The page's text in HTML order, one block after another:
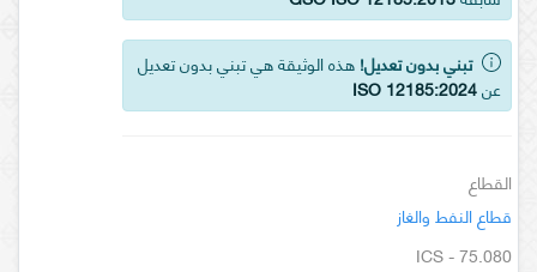
تبني بدون تعديل! هذه الوثيقة هي تبني بدون تعديل
عنISO 12185:2024
القطاع
قطاع النفط والغاز
ICS - 75.080